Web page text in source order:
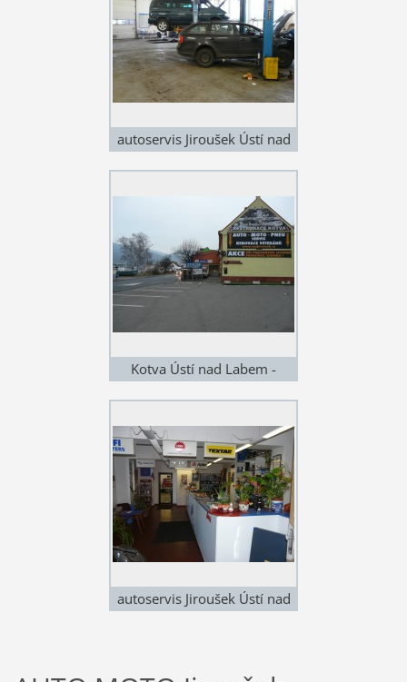
autoservis Jiroušek Ústí nad
Kotva Ústí nad Labem -
autoservis Jiroušek Ústí nad